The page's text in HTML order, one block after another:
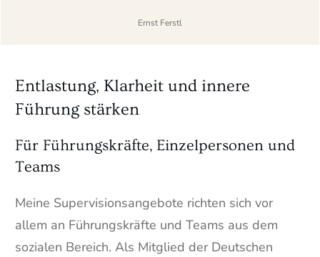
Ernst Ferstl
Entlastung, Klarheit und innere
Führung stärken
Für Führungskräfte, Einzelpersonen und
Teams
Meine Supervisionsangebote richten sich vor
allem an Führungskräfte und Teams aus dem
sozialen Bereich. Als Mitglied der Deutschen